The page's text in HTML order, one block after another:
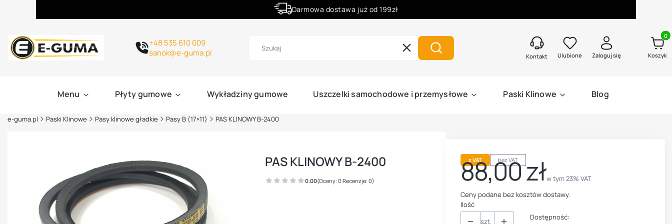
Darmowa dostawa już od 199zł
+48 535 610 009
sanok@e-guma.pl
Wyczyść Szukaj Kontakt Ulubione Zaloguj się Koszyk
Menu Płyty gumowe Wykładziny gumowe Uszczelki samochodowe i przemysłowe Paski Klinowe Blog
e-guma.pl Paski Klinowe Pasy klinowe gładkie Pasy B (17×11) PAS KLINOWY B-2400
PAS KLINOWY B-2400
0.00(Oceny: 0 Recenzje: 0)
z VAT bez VAT
Cena
88,00 złw tym 23% VAT
w tym23% VAT
Ceny podane bez kosztów dostawy.
Ilość
szt.
Dostępność: